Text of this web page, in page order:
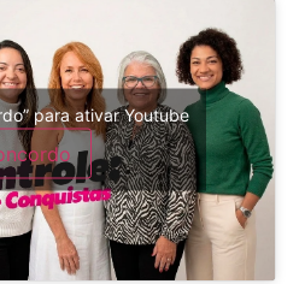
para ativar Youtube